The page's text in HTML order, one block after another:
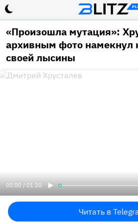
«Произошла мутация»:
архивным фото намекнул
своей лысины
00:00 / 01:20
Читать в